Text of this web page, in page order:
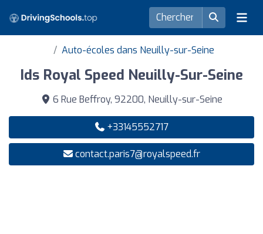
Auto-écoles dans Neuilly-sur-Seine
Ids Royal Speed Neuilly-Sur-Seine
6 Rue Beffroy, 92200, Neuilly-sur-Seine
+33145552717
contact.paris7@royalspeed.fr